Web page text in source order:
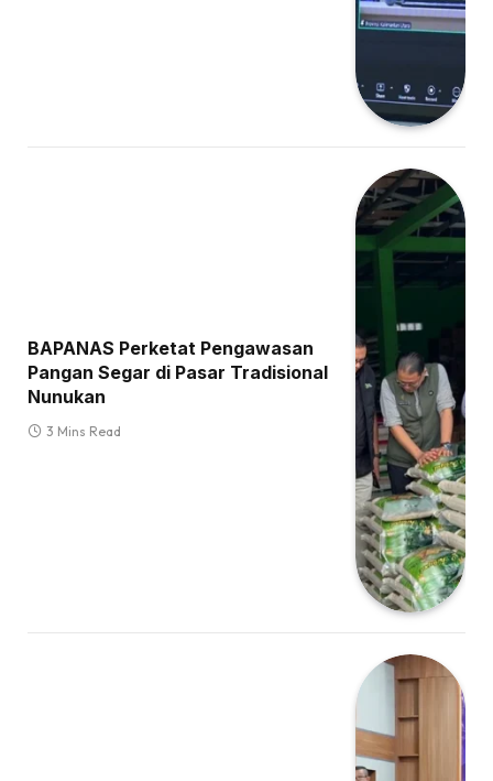
BAPANAS Perketat Pengawasan
Pangan Segar di Pasar Tradisional
Nunukan
3 Mins Read